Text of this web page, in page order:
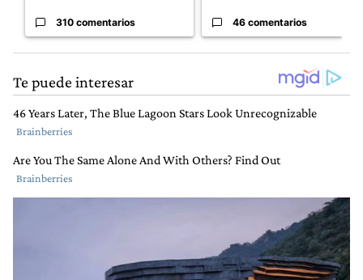
310 comentarios 46 comentarios